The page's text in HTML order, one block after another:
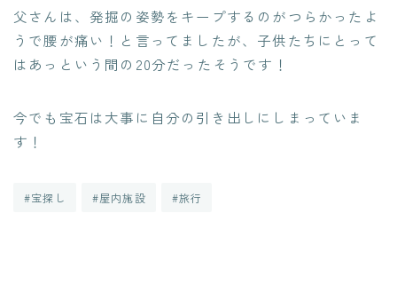
父さんは、発掘の姿勢をキープするのがつらかったよ
うで腰が痛い！と言ってましたが、子供たちにとって
はあっという間の20分だったそうです！
今でも宝石は大事に自分の引き出しにしまっていま
す！
#宝探し #屋内施設 #旅行